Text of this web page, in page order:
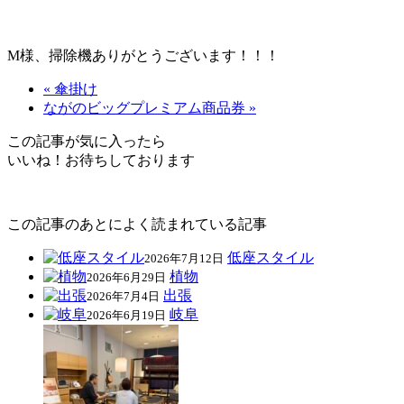
M様、掃除機ありがとうございます！！！
« 傘掛け
ながのビッグプレミアム商品券 »
この記事が気に入ったら
いいね！お待ちしております
この記事のあとによく読まれている記事
2026年7月12日 低座スタイル
2026年6月29日 植物
2026年7月4日 出張
2026年6月19日 岐阜